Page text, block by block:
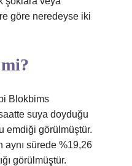
göre neredeyse iki
Blokbims
suya doyduğu
emdiği görülmüştür.
aynı sürede %19,26
görülmüştür.